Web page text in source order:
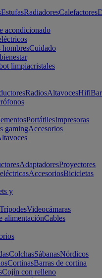
EstufasRadiadoresCalefactores
acondicionado
hombresCuidado
limpiacristales
RadiosAltavocesHifi
PortátilesImpresoras
gamingAccesorios
AdaptadoresProyectores
AccesoriosBicicletas
y
TrípodesVideocámaras
alimentaciónCables
ColchasSábanasNórdicos
CortinasBarras de cortina
Cojín con relleno